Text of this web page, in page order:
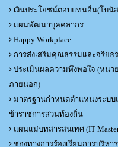
เงินประโยชน์ตอบแทนอื่น(โบนั
แผนพัฒนาบุคคลากร
Happy Workplace
การส่งเสริมคุณธรรมและจริยธ
ประเมินผลความพึงพอใจ (หน่ว
ภายนอก)
มาตรฐานกำหนดตำแหน่งระบบ
ข้าราชการส่วนท้องถิ่น
แผนแม่บทสารสนเทศ (IT
ช่องทางการร้องเรียนการบริหา